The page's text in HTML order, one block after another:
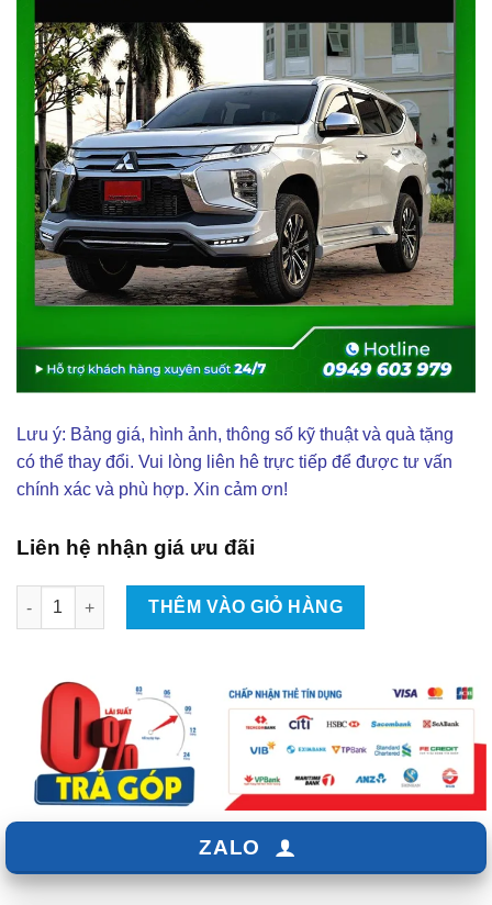
Lưu ý: Bảng giá, hình ảnh, thông số kỹ thuật và quà tặng
có thể thay đổi. Vui lòng liên hê trực tiếp để được tư vấn
chính xác và phù hợp. Xin cảm ơn!
Liên hệ nhận giá ưu đãi
Độ Body Kit Ativus Cho Mitsubishi Pajero Sport 2015 Tại
THÊM VÀO GIỎ HÀNG
ZALO